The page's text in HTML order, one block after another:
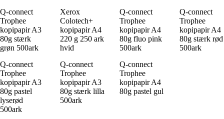
Q-connect
Trophee
kopipapir A3
80g stærk
grøn 500ark
Xerox
Colotech+
kopipapir A4
220 g 250 ark
hvid
Q-connect
Trophee
kopipapir A4
80g fluo pink
500ark
Q-connect
Trophee
kopipapir A4
80g stærk rød
500ark
Q-connect
Trophee
kopipapir A3
80g pastel
lyserød
500ark
Q-connect
Trophee
kopipapir A3
80g stærk lilla
500ark
Q-connect
Trophee
kopipapir A4
80g pastel gul